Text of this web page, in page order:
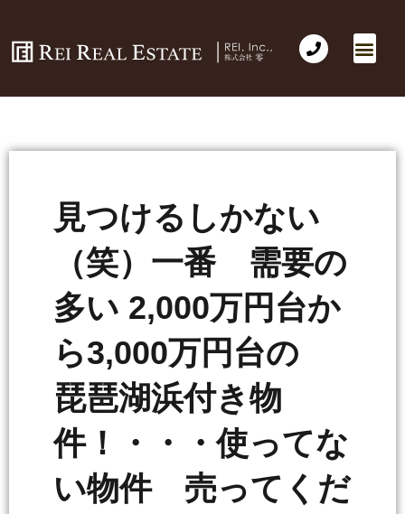
見つけるしかない
（笑）一番 需要の
多い 2,000万円台か
ら3,000万円台の
琵琶湖浜付き物
件！・・・使ってな
い物件 売ってくだ